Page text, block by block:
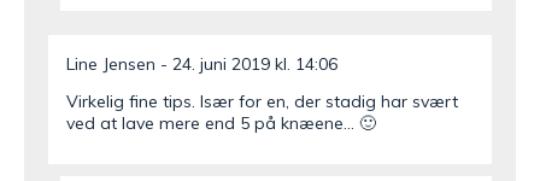
Line Jensen
24. juni 2019 kl. 14:06
Virkelig fine tips. Især for en, der stadig har svært
ved at lave mere end 5 på knæene… 🙂